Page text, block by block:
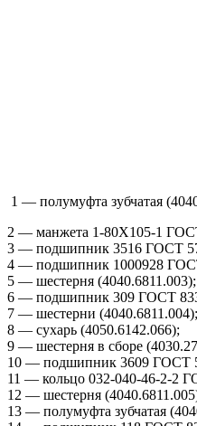
1 — полумуфта зубчатая
2 — манжета 1-80X105-1
3 — подшипник 3516 ГОСТ
4 — подшипник 1000928
5 — шестерня (4040.6811.003);
6 — подшипник 309 ГОСТ
7 — шестерни (4040.6811.004);
8 — сухарь (4050.6142.066);
9 — шестерня в сборе
10 — подшипник 3609 ГОСТ
11 — кольцо 032-040-46-2-2
12 — шестерня
13 — полумуфта зубчатая